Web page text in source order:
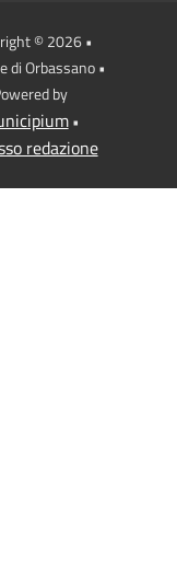
© 2026 •
di Orbassano •
by
•
redazione